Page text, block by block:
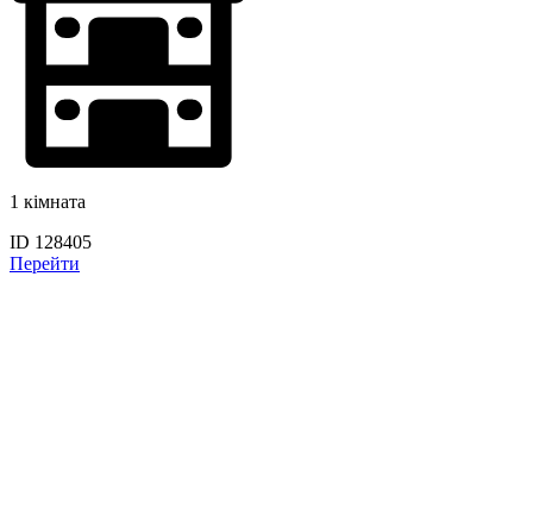
1 кімната
ID 128405
Перейти